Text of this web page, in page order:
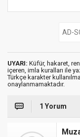
UYARI: Küfür, hakaret,
içeren, imla kuralları ile
Türkçe karakter
onaylanmamaktadır.
1 Yorum